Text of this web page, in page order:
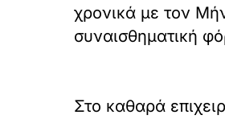
χρονικά με τον
συναισθηματική
Στο καθαρά